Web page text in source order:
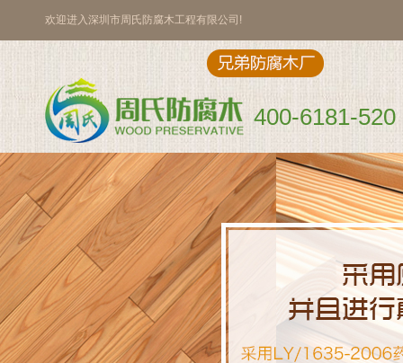
欢迎进入深圳市周氏防腐木工程有限公司!
400-6181-520